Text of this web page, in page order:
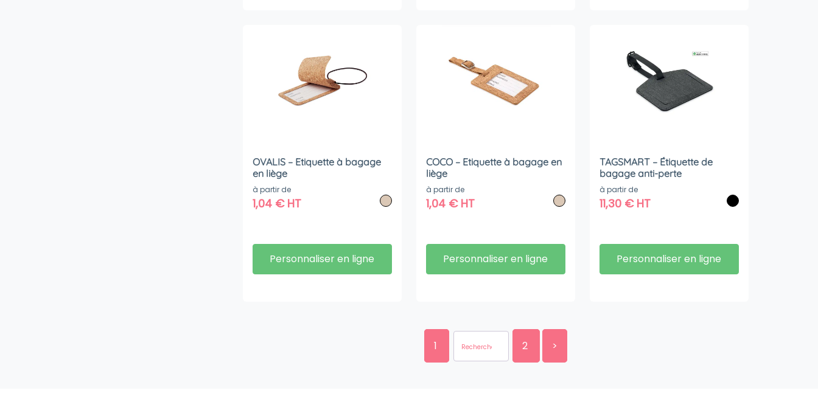
OVALIS – Etiquette à bagage
en liège
à partir de
1,04 €HT
Personnaliser en ligne
COCO – Etiquette à bagage en
liège
à partir de
1,04 €HT
Personnaliser en ligne
TAGSMART – Étiquette de
bagage anti-perte
à partir de
11,30 €HT
Personnaliser en ligne
1 2 >